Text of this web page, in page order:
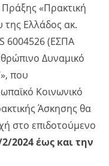
«Πρακτική
της Ελλάδος ακ.
6004526 (ΕΣΠΑ
Δυναμικό
που
Κοινωνικό
Άσκησης θα
στο επιδοτούμενο
2024 έως και την